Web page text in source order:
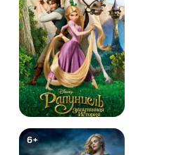
Том и Джерри: Потерянный
дракон
6+
6+